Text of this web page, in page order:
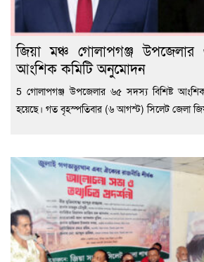
জিয়া মঞ্চ গোলাপগঞ্জ উপজেলার
আংশিক কমিটি অনুমোদন
5 গোলাপগঞ্জ উপজেলার ৬৫ সদস্য বিশিষ্ট
হয়েছে। গত বৃহস্পতিবার (৬ আগস্ট) সিলেট জেলা